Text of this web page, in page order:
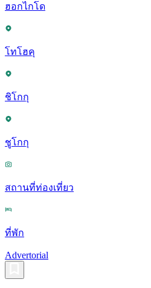
ฮอกไกโด
โทโฮคุ
ชิโกกุ
ชูโกกุ
สถานที่ท่องเที่ยว
ที่พัก
Advertorial